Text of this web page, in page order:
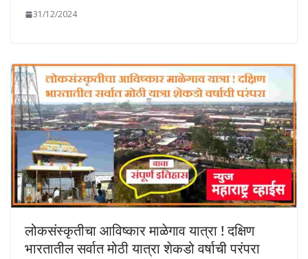
31/12/2024
लोकसंस्कृतीचा आविष्कार माळेगाव यात्रा ! दक्षिण
भारतातील सर्वात मोठी यात्रा शेकडो वर्षाची परंपरा